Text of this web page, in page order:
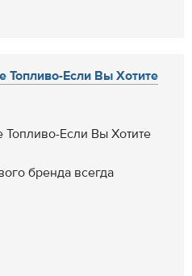
Топливо-Если Вы Хотите
Если Вы Хотите
бренда всегда